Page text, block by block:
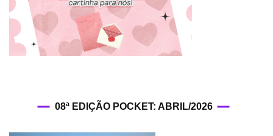
08ª EDIÇÃO POCKET: ABRIL/2026